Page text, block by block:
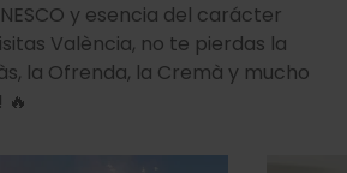
y esencia del carácter
València, no te pierdas la
la Ofrenda, la Cremà y mucho
🔥